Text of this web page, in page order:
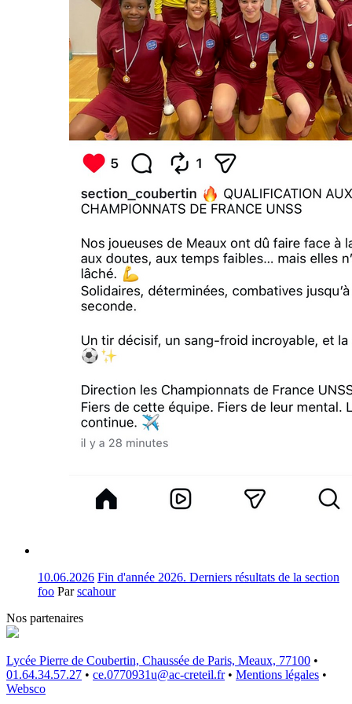
10.06.2026 Fin d'année 2026. Derniers résultats de la section
foo Parscahour
Nos partenaires
Lycée Pierre de Coubertin, Chaussée de Paris, Meaux, 77100 •
01.64.34.57.27 • ce.0770931u@ac-creteil.fr • Mentions légales •
Websco